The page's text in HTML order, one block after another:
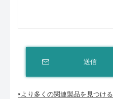
送信
*より多くの関連製品を見つける